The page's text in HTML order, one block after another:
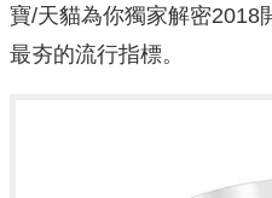
寶/天貓為你獨家解密2018
最夯的流行指標。